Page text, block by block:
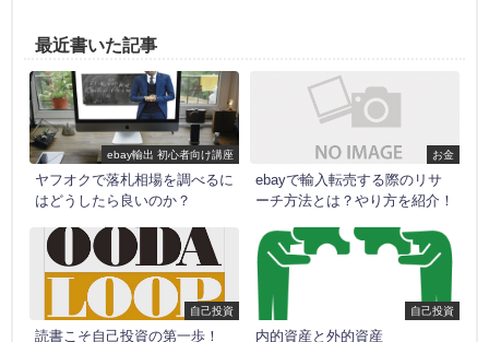
最近書いた記事
ebay輸出 初心者向け講座
ヤフオクで落札相場を調べるに
はどうしたら良いのか？
お金
ebayで輸入転売する際のリサ
ーチ方法とは？やり方を紹介！
自己投資
読書こそ自己投資の第一歩！
自己投資
内的資産と外的資産